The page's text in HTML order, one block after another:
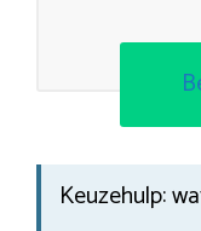
Keuzehulp: